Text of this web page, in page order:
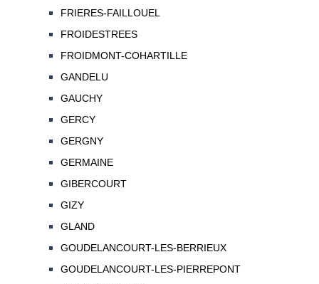
FRIERES-FAILLOUEL
FROIDESTREES
FROIDMONT-COHARTILLE
GANDELU
GAUCHY
GERCY
GERGNY
GERMAINE
GIBERCOURT
GIZY
GLAND
GOUDELANCOURT-LES-BERRIEUX
GOUDELANCOURT-LES-PIERREPONT